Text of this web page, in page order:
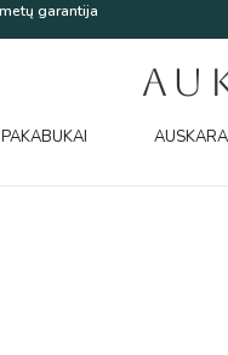
garantija
PAKABUKAI